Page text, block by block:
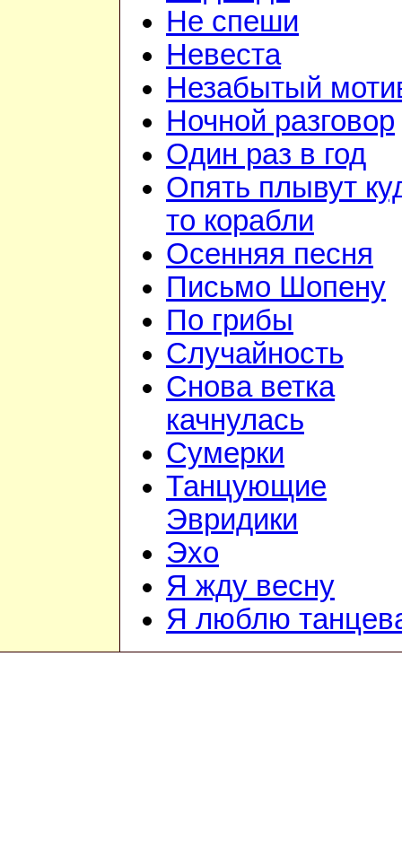
Не спеши
Невеста
Незабытый
Ночной разговор
Один раз в год
Опять плывут
то корабли
Осенняя песня
Письмо Шопену
По грибы
Случайность
Снова ветка
качнулась
Сумерки
Танцующие
Эвридики
Эхо
Я жду весну
Я люблю